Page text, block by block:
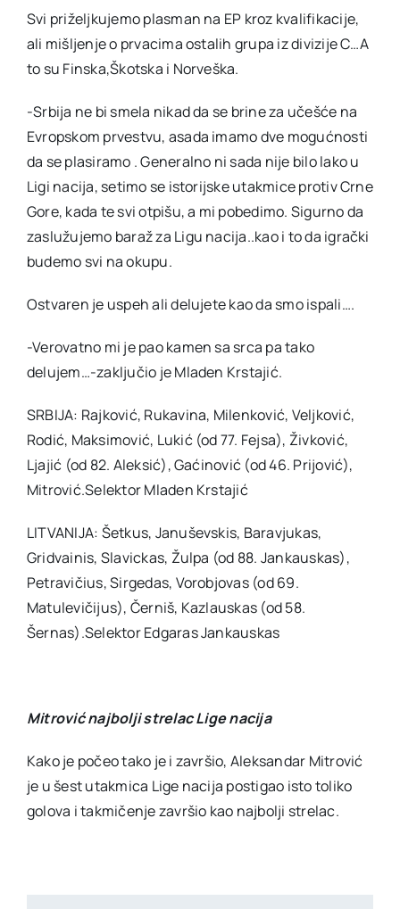
Svi priželjkujemo plasman na EP kroz kvalifikacije,
ali mišljenje o prvacima ostalih grupa iz divizije C…A
to su Finska,Škotska i Norveška.
-Srbija ne bi smela nikad da se brine za učešće na
Evropskom prvestvu, asada imamo dve mogućnosti
da se plasiramo . Generalno ni sada nije bilo lako u
Ligi nacija, setimo se istorijske utakmice protiv Crne
Gore, kada te svi otpišu, a mi pobedimo. Sigurno da
zaslužujemo baraž za Ligu nacija..kao i to da igrački
budemo svi na okupu.
Ostvaren je uspeh ali delujete kao da smo ispali….
-Verovatno mi je pao kamen sa srca pa tako
delujem…-zaključio je Mladen Krstajić.
SRBIJA: Rajković, Rukavina, Milenković, Veljković,
Rodić, Maksimović, Lukić (od 77. Fejsa), Živković,
Ljajić (od 82. Aleksić), Gaćinović (od 46. Prijović),
Mitrović.Selektor Mladen Krstajić
LITVANIJA: Šetkus, Januševskis, Baravjukas,
Gridvainis, Slavickas, Žulpa (od 88. Jankauskas),
Petravičius, Sirgedas, Vorobjovas (od 69.
Matulevičijus), Černiš, Kazlauskas (od 58.
Šernas).Selektor Edgaras Jankauskas
Mitrović najbolji strelac Lige nacija
Kako je počeo tako je i završio, Aleksandar Mitrović
je u šest utakmica Lige nacija postigao isto toliko
golova i takmičenje završio kao najbolji strelac.